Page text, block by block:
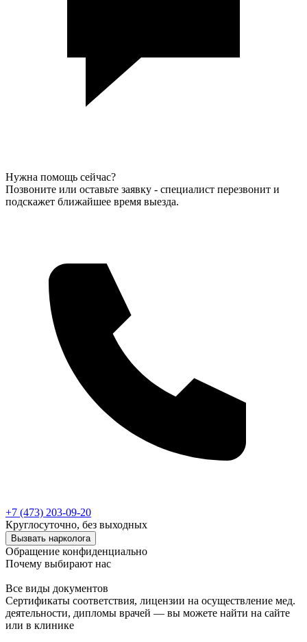
Нужна помощь сейчас?
Позвоните или оставьте заявку - специалист перезвонит и
подскажет ближайшее время выезда.
+7 (473) 203-09-20
Круглосуточно, без выходных
Вызвать нарколога
Обращение конфиденциально
Почему выбирают нас
Все виды документов
Сертификаты соответствия, лицензии на осуществление мед.
деятельности, дипломы врачей — вы можете найти на сайте
или в клинике